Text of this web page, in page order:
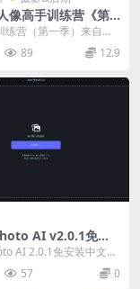
像高手训练营《第
练营（第一季）来自蜂
蜂鸟摄影 五大人像摄影
风 ...
89 12.9
AI v2.0.1免安
版
AI 2.0.1免安装中文版
大清晰修复/...
57 0